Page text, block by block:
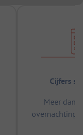
Cijfers
Meer dan